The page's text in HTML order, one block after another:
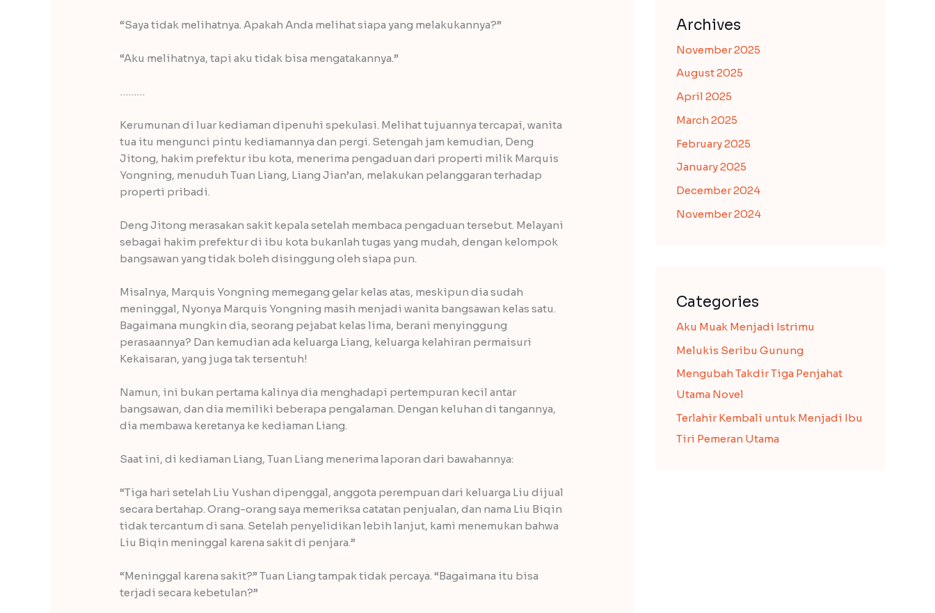
“Saya tidak melihatnya. Apakah Anda melihat siapa yang melakukannya?”
“Aku melihatnya, tapi aku tidak bisa mengatakannya.”
………
Kerumunan di luar kediaman dipenuhi spekulasi. Melihat tujuannya tercapai, wanita
tua itu mengunci pintu kediamannya dan pergi. Setengah jam kemudian, Deng
Jitong, hakim prefektur ibu kota, menerima pengaduan dari properti milik Marquis
Yongning, menuduh Tuan Liang, Liang Jian’an, melakukan pelanggaran terhadap
properti pribadi.
Deng Jitong merasakan sakit kepala setelah membaca pengaduan tersebut. Melayani
sebagai hakim prefektur di ibu kota bukanlah tugas yang mudah, dengan kelompok
bangsawan yang tidak boleh disinggung oleh siapa pun.
Misalnya, Marquis Yongning memegang gelar kelas atas, meskipun dia sudah
meninggal, Nyonya Marquis Yongning masih menjadi wanita bangsawan kelas satu.
Bagaimana mungkin dia, seorang pejabat kelas lima, berani menyinggung
perasaannya? Dan kemudian ada keluarga Liang, keluarga kelahiran permaisuri
Kekaisaran, yang juga tak tersentuh!
Namun, ini bukan pertama kalinya dia menghadapi pertempuran kecil antar
bangsawan, dan dia memiliki beberapa pengalaman. Dengan keluhan di tangannya,
dia membawa keretanya ke kediaman Liang.
Saat ini, di kediaman Liang, Tuan Liang menerima laporan dari bawahannya:
“Tiga hari setelah Liu Yushan dipenggal, anggota perempuan dari keluarga Liu dijual
secara bertahap. Orang-orang saya memeriksa catatan penjualan, dan nama Liu Biqin
tidak tercantum di sana. Setelah penyelidikan lebih lanjut, kami menemukan bahwa
Liu Biqin meninggal karena sakit di penjara.”
“Meninggal karena sakit?” Tuan Liang tampak tidak percaya. “Bagaimana itu bisa
terjadi secara kebetulan?”
Archives
November 2025
August 2025
April 2025
March 2025
February 2025
January 2025
December 2024
November 2024
Categories
Aku Muak Menjadi Istrimu
Melukis Seribu Gunung
Mengubah Takdir Tiga Penjahat
Utama Novel
Terlahir Kembali untuk Menjadi Ibu
Tiri Pemeran Utama